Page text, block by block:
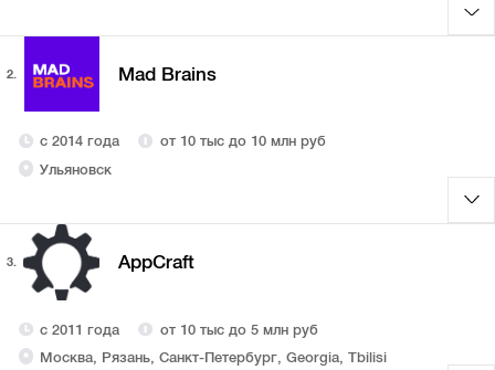
2. Mad Brains
с 2014 года
от 10 тыс до 10 млн руб
Ульяновск
3. AppCraft
с 2011 года
от 10 тыс до 5 млн руб
Москва, Рязань, Санкт-Петербург, Georgia, Tbilisi